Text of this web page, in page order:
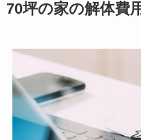
70坪の家の解体費